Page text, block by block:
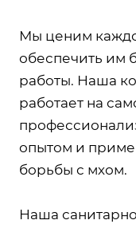
Мы ценим
обеспечить им
работы. Наша
работает на
опытом и
борьбы с мхом.
Наша